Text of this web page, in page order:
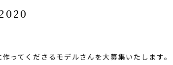
ってくださるモデルさんを大募集いたします。